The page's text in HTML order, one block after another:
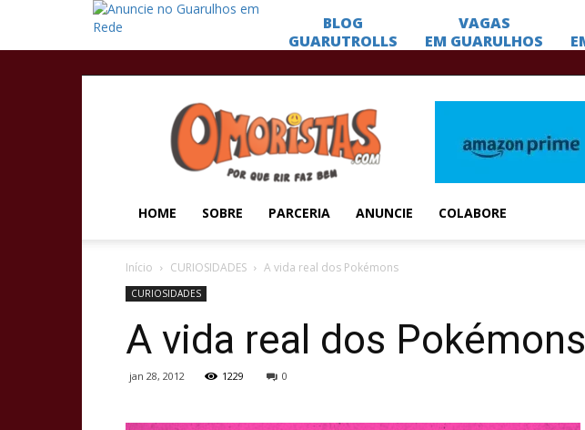
Omoristas
HOME SOBRE PARCERIA ANUNCIE COLABORE
Início CURIOSIDADES A vida real dos Pokémons
CURIOSIDADES
A vida real dos Pokémons
jan 28, 2012 1229 0